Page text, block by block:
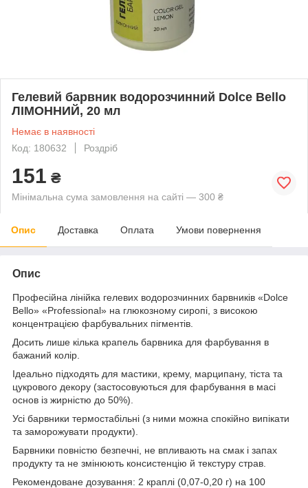
Гелевий барвник водорозчинний Dolce Bello
ЛІМОННИЙ, 20 мл
Немає в наявності
Код: 180632
Роздріб
151 ₴
Мінімальна сума замовлення на сайті — 300 ₴
Опис Доставка Оплата Умови повернення
Опис
Професійна лінійка гелевих водорозчинних барвників «Dolce
Bellо» «Professional» на глюкозному сиропі, з високою
концентрацією фарбувальних пігментів.
Досить лише кілька крапель барвника для фарбування в
бажаний колір.
Ідеально підходять для мастики, крему, марципану, тіста та
цукрового декору (застосовуються для фарбування в масі
основ із жирністю до 50%).
Усі барвники термостабільні (з ними можна спокійно випікати
та заморожувати продукти).
Барвники повністю безпечні, не впливають на смак і запах
продукту та не змінюють консистенцію й текстуру страв.
Рекомендоване дозування: 2 краплі (0,07-0,20 г) на 100